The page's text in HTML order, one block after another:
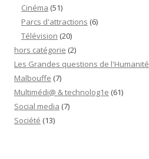
Cinéma (51)
Parcs d'attractions (6)
Télévision (20)
hors catégorie (2)
Les Grandes questions de l'Humanité
Malbouffe (7)
Multimédi@ & technolog1e (61)
Social media (7)
Société (13)